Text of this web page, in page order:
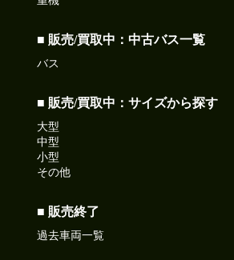
■ 販売/買取中：中古バス一覧
バス
■ 販売/買取中：サイズから探す
大型
中型
小型
その他
■ 販売終了
過去車両一覧